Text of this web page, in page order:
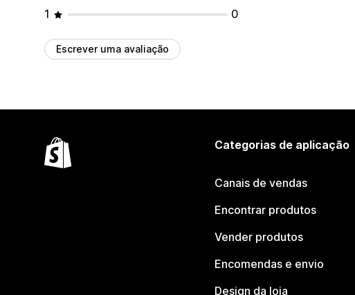
1
0
Escrever uma avaliação
Categorias de aplicação
Canais de vendas
Encontrar produtos
Vender produtos
Encomendas e envio
Design da loja